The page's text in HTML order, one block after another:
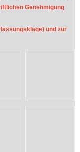
Genehmigung
und zur